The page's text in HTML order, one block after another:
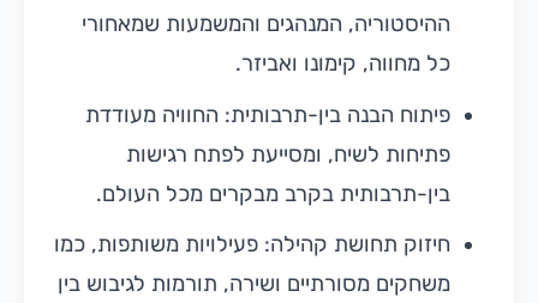
ההיסטוריה, המנהגים והמשמעות שמאחורי
כל מחווה, קימונו ואביזר.
פיתוח הבנה בין-תרבותית: החוויה מעודדת
פתיחות לשיח, ומסייעת לפתח רגישות
בין-תרבותית בקרב מבקרים מכל העולם.
חיזוק תחושת קהילה: פעילויות משותפות, כמו
משחקים מסורתיים ושירה, תורמות לגיבוש בין